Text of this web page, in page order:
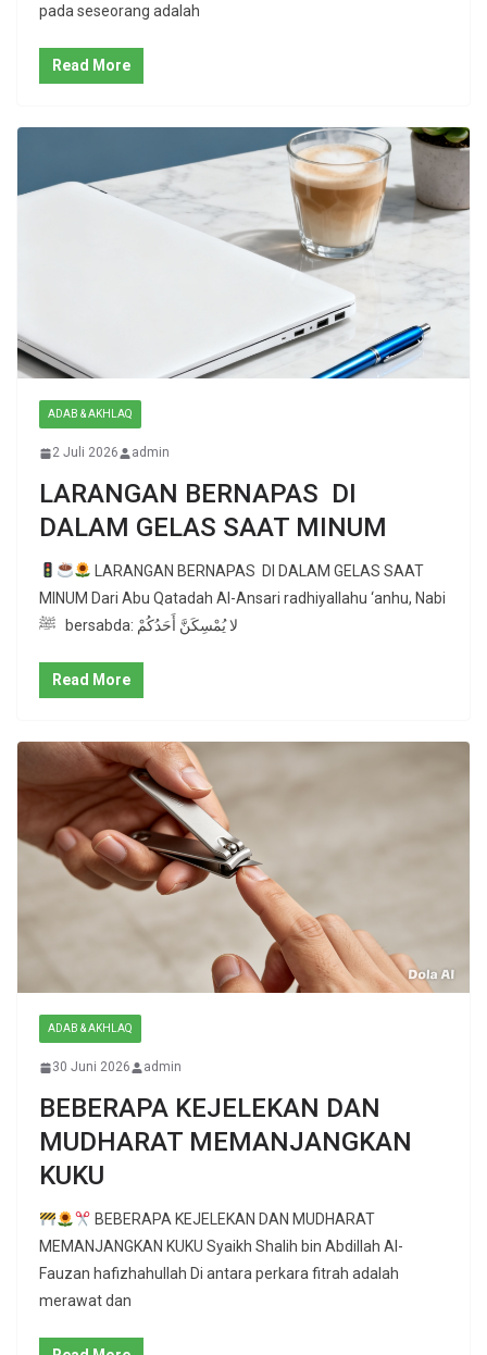
pada seseorang adalah
Read More
ADAB & AKHLAQ
2 Juli 2026 admin
LARANGAN BERNAPAS DI
DALAM GELAS SAAT MINUM
LARANGAN BERNAPAS DI DALAM GELAS SAAT
MINUM Dari Abu Qatadah Al-Ansari radhiyallahu ‘anhu, Nabi
ﷺ bersabda: لا يُمْسِكَنَّ أَحَدُكُمْ
Read More
ADAB & AKHLAQ
30 Juni 2026 admin
BEBERAPA KEJELEKAN DAN
MUDHARAT MEMANJANGKAN
KUKU
BEBERAPA KEJELEKAN DAN MUDHARAT
MEMANJANGKAN KUKU Syaikh Shalih bin Abdillah Al-
Fauzan hafizhahullah Di antara perkara fitrah adalah
merawat dan